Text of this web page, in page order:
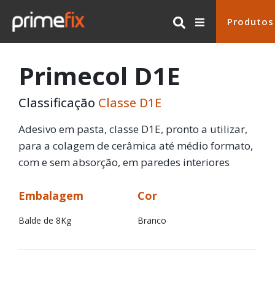
Produtos
Primecol D1E
Classificação Classe D1E
Adesivo em pasta, classe D1E, pronto a utilizar,
para a colagem de cerâmica até médio formato,
com e sem absorção, em paredes interiores
Embalagem
Balde de 8Kg
Cor
Branco